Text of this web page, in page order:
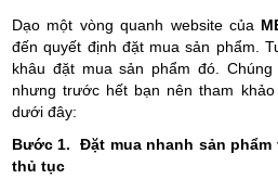
Dạo một vòng quanh website của
đến quyết định đặt mua sản phẩm.
khâu đặt mua sản phẩm đó.
nhưng trước hết bạn nên tham
dưới đây:
Bước 1. Đặt mua nhanh sản
thủ tục